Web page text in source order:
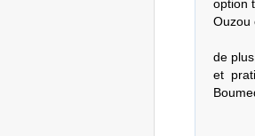
option
Ouzou
de
et